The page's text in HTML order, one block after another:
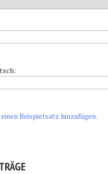
Beispielsatz hinzufügen.